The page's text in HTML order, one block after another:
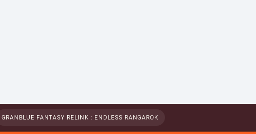
GRANBLUE FANTASY RELINK : ENDLESS RANGAROK